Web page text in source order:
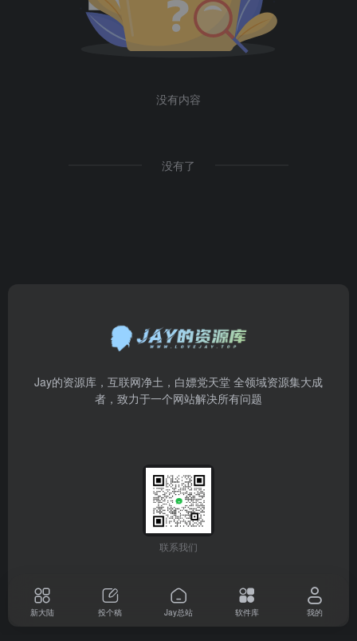
没有内容
没有了
Jay的资源库，互联网净土，白嫖党天堂 全领域资源集大成
者，致力于一个网站解决所有问题
联系我们
新大陆 投个稿 Jay总站 软件库 我的